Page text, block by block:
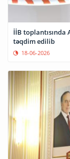
İİB toplantısında
təqdim edilib
18-06-2026